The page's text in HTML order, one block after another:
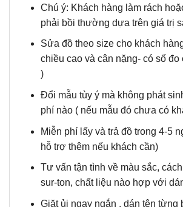
Chú ý: Khách hàng làm rách
phải bồi thường dựa trên giá trị
Sửa đồ theo size cho khách
chiều cao và cân nặng- có số đo
)
Đổi mẫu tùy ý mà không phát
phí nào ( nếu mẫu đó chưa có
Miễn phí lấy và trả đồ trong 4-5
hỗ trợ thêm nếu khách cần)
Tư vấn tận tình về màu sắc,
sur-ton, chất liệu nào hợp với
Giặt ủi ngay ngắn , dán tên từng